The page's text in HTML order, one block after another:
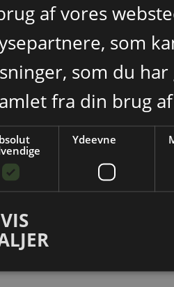
af vores
som
som du
fra din brug
Ydeevne
VIS